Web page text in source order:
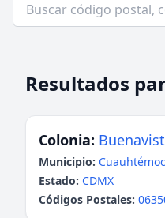
Resultados
Colonia:
Municipio: Cuauhtémoc
Estado: CDMX
Códigos Postales: